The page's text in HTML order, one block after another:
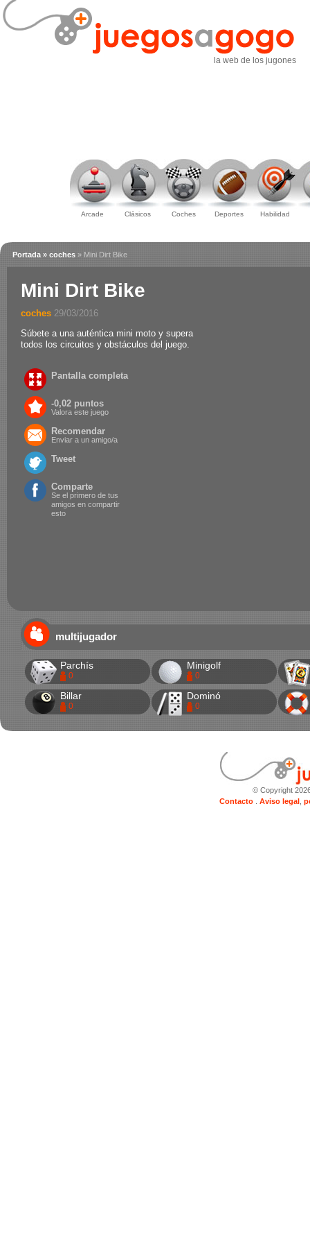
la web de los jugones
Arcade Clásicos Coches Deportes Habilidad
Portada » coches » Mini Dirt Bike
Mini Dirt Bike
coches 29/03/2016
Súbete a una auténtica mini moto y supera
todos los circuitos y obstáculos del juego.
Pantalla completa
-0,02 puntos
Valora este juego
Recomendar
Enviar a un amigo/a
Tweet
Comparte
Se el primero de tus
amigos en compartir
esto
multijugador
Parchís
0
Billar
0
Minigolf
0
Dominó
0
© Copyright
Contacto
Aviso legal